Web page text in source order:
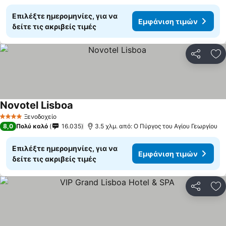
Επιλέξτε ημερομηνίες, για να
δείτε τις ακριβείς τιμές
Εμφάνιση τιμών
4 ΑστέριαΞενοδοχείο
Novotel Lisboa
8,0 Πολύ καλό 16.035 3.5 χλμ. από: Ο Πύργος του Αγίου Γεωργίου
Επιλέξτε ημερομηνίες, για να
δείτε τις ακριβείς τιμές
Εμφάνιση τιμών